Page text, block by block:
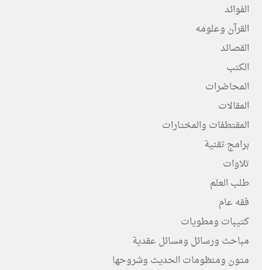
الفوائد
القرآن وعلومه
القصائد
الكتب
المحاضرات
المقالات
المقتطفات والمختارات
برامج تقنية
تلاوات
طلب العلم
فقه عام
كتيبات ومطويات
مباحث ورسائل ومسائل عقدية
متون ومنظومات الحديث وشروحها